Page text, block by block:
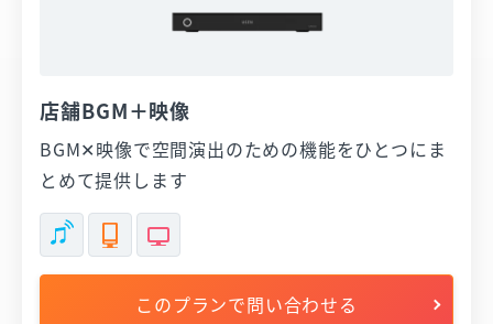
店舗BGM＋映像
BGM✕映像で空間演出のための機能をひとつにま
とめて提供します
このプランで問い合わせる